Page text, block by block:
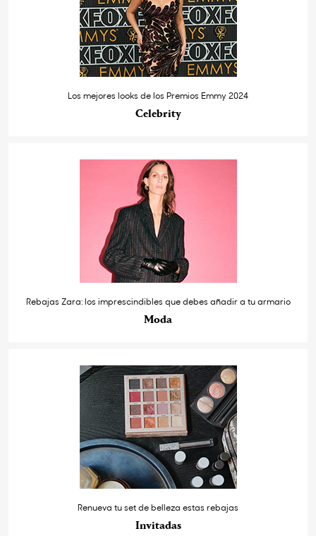
Los mejores looks de los Premios Emmy 2024
Celebrity
Rebajas Zara: los imprescindibles que debes añadir a tu armario
Moda
Renueva tu set de belleza estas rebajas
Invitadas